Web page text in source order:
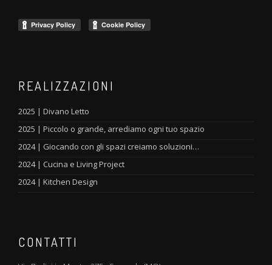
REALIZZAZIONI
2025 | Divano Letto
2025 | Piccolo o grande, arrediamo ogni tuo spazio
2024 | Giocando con gli spazi creiamo soluzioni…
2024 | Cucina e Living Project
2024 | Kitchen Design
CONTATTI